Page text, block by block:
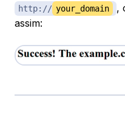
http:// your_domain
,
assim: